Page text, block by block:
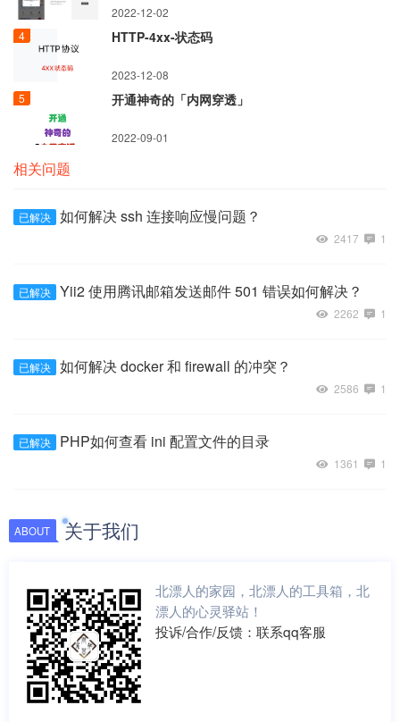
2022-12-02
HTTP-4xx-状态码
2023-12-08
开通神奇的「内网穿透」
2022-09-01
相关问题
已解决 如何解决 ssh 连接响应慢问题？
2417 1
已解决 Yii2 使用腾讯邮箱发送邮件 501 错误如何解决？
2262 1
已解决 如何解决 docker 和 firewall 的冲突？
2586 1
已解决 PHP如何查看 ini 配置文件的目录
1361 1
ABOUT 关于我们
北漂人的家园，北漂人的工具箱，北
漂人的心灵驿站！
投诉/合作/反馈：联系qq客服